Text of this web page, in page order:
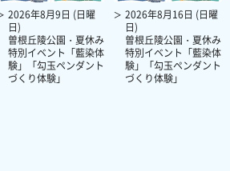
2026年8月9日 (日曜
日)
曽根丘陵公園・夏休み
特別イベント「藍染体
験」「勾玉ペンダント
づくり体験」
2026年8月16日 (日曜
日)
曽根丘陵公園・夏休み
特別イベント「藍染体
験」「勾玉ペンダント
づくり体験」